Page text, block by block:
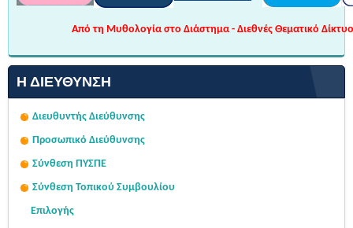
Από τη Μυθολογία στο Διάστημα - Διεθνές Θεματικό
Η ΔΙΕΎΘΥΝΣΗ
Διευθυντής Διεύθυνσης
Προσωπικό Διεύθυνσης
Σύνθεση ΠΥΣΠΕ
Σύνθεση Τοπικού Συμβουλίου
Επιλογής